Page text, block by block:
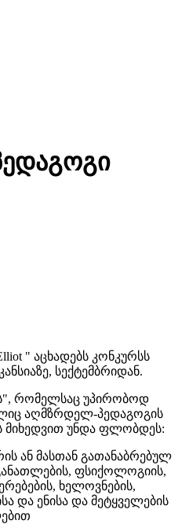
" აცხადებს კონკურსს
სექტემბრიდან.
რომელსაც უპირობოდ
აღმზრდელ-პედაგოგის
მიხედვით უნდა ფლობდეს:
ან მასთან გათანაბრებულ
ფსიქოლოგიის,
ხელოვნების,
და ენისა და მეტყველების